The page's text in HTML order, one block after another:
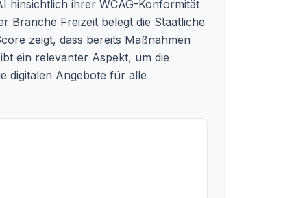
hinsichtlich ihrer WCAG-Konformität
Branche Freizeit belegt die Staatliche
zeigt, dass bereits Maßnahmen
ein relevanter Aspekt, um die
digitalen Angebote für alle